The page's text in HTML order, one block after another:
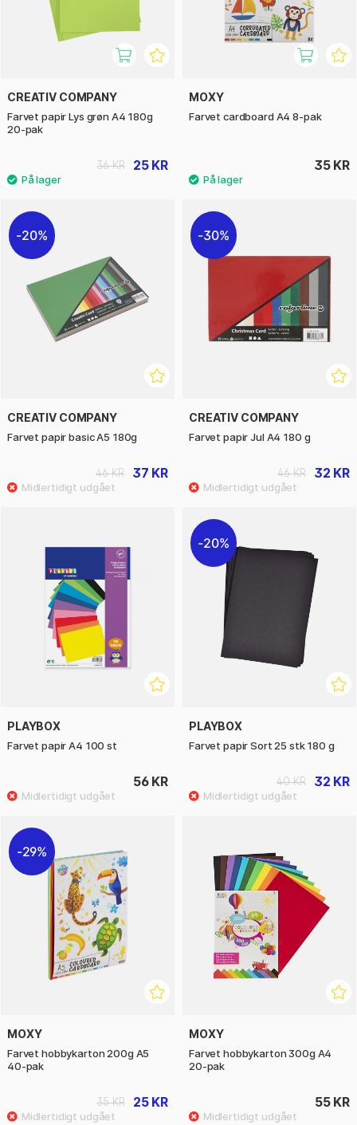
CREATIV COMPANY
Farvet papir Lys grøn A4 180g
20-pak
25 KR
36 KR
MOXY
Farvet cardboard A4 8-pak
35 KR
20%
CREATIV COMPANY
Farvet papir basic A5 180g
37 KR
46 KR
30%
CREATIV COMPANY
Farvet papir Jul A4 180 g
32 KR
46 KR
PLAYBOX
Farvet papir A4 100 st
56 KR
20%
PLAYBOX
Farvet papir Sort 25 stk 180 g
32 KR
40 KR
29%
MOXY
Farvet hobbykarton 200g A5
40-pak
25 KR
35 KR
MOXY
Farvet hobbykarton 300g A4
20-pak
55 KR